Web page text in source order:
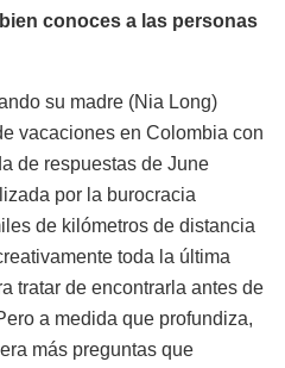
conoces a las personas
su madre (Nia Long)
vacaciones en Colombia con
de respuestas de June
por la burocracia
de kilómetros de distancia
toda la última
tratar de encontrarla antes de
a medida que profundiza,
más preguntas que